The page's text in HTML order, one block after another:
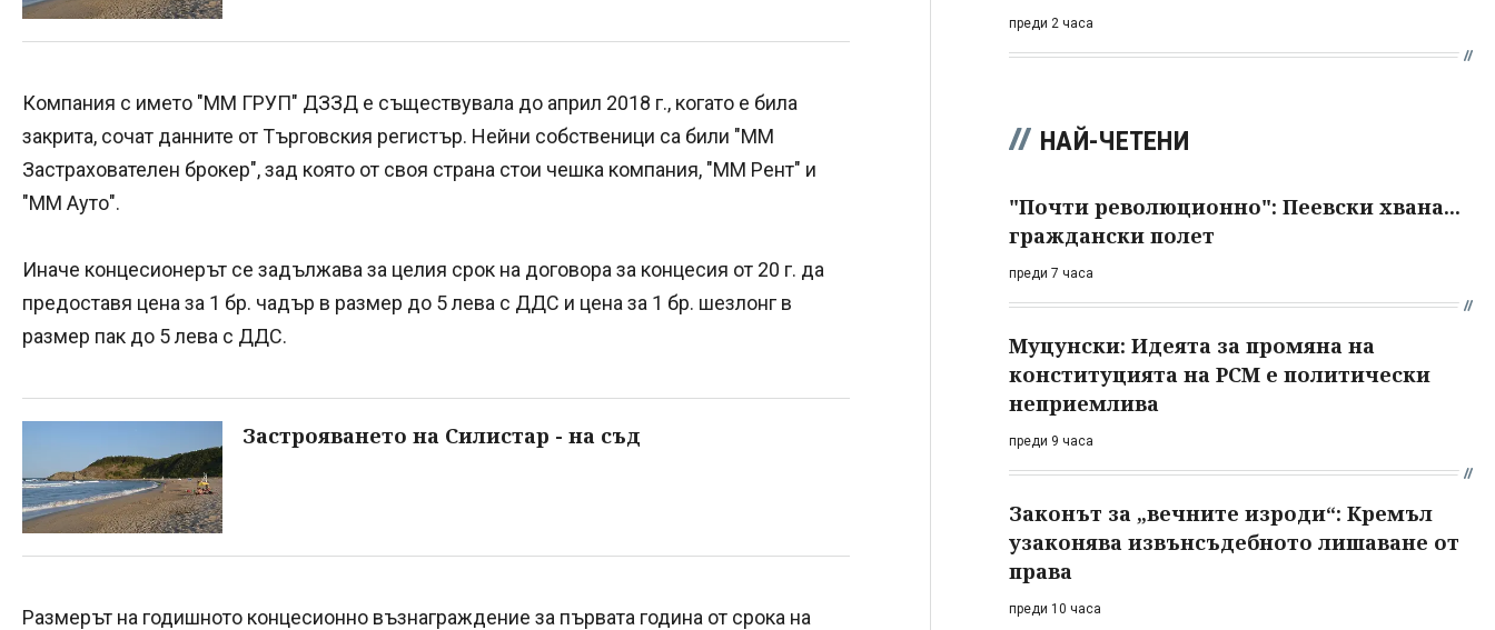
Компания с името "ММ ГРУП" ДЗЗД е съществувала до април 2018 г., когато е била
закрита, сочат данните от Търговския регистър. Нейни собственици са били "ММ
Застрахователен брокер", зад която от своя страна стои чешка компания, "ММ Рент" и
"ММ Ауто".
Иначе концесионерът се задължава за целия срок на договора за концесия от 20 г. да
предоставя цена за 1 бр. чадър в размер до 5 лева с ДДС и цена за 1 бр. шезлонг в
размер пак до 5 лева с ДДС.
Застрояването на Силистар - на съд
Размерът на годишното концесионно възнаграждение за първата година от срока на
преди 2 часа
НАЙ-ЧЕТЕНИ
"Почти революционно": Пеевски хвана...
граждански полет
преди 7 часа
Муцунски: Идеята за промяна на
конституцията на РСМ е политически
неприемлива
преди 9 часа
Законът за „вечните изроди“: Кремъл
узаконява извънсъдебното лишаване от
права
преди 10 часа